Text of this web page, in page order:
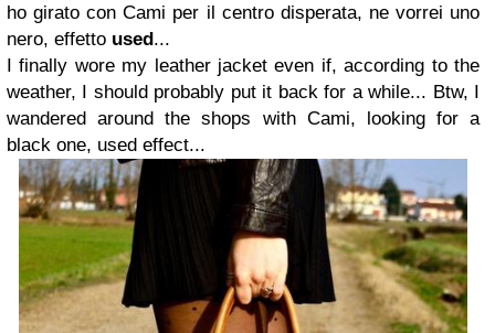
ho girato con Cami per il centro disperata, ne vorrei uno
nero, effetto used...
I finally wore my leather jacket even if, according to the
weather, I should probably put it back for a while... Btw, I
wandered around the shops with Cami, looking for a
black one, used effect...